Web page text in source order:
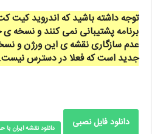
برنامه پشتیبانی نمی کنند و نسخه
عدم سازگاری نقشه ی این ورژن و
جدید است که فعلا در دسترس نیست.
دانلود فایل نصبی دانلود نقشه ایران